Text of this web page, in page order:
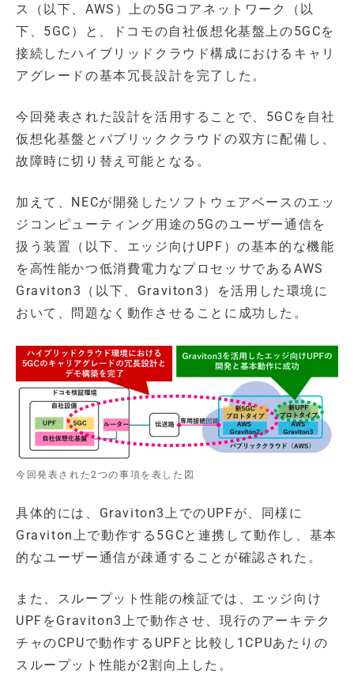
ス（以下、AWS）上の5Gコアネットワーク（以
下、5GC）と、ドコモの自社仮想化基盤上の5GCを
接続したハイブリッドクラウド構成におけるキャリ
アグレードの基本冗長設計を完了した。
今回発表された設計を活用することで、5GCを自社
仮想化基盤とパブリッククラウドの双方に配備し、
故障時に切り替え可能となる。
加えて、NECが開発したソフトウェアベースのエッ
ジコンピューティング用途の5Gのユーザー通信を
扱う装置（以下、エッジ向けUPF）の基本的な機能
を高性能かつ低消費電力なプロセッサであるAWS
Graviton3（以下、Graviton3）を活用した環境に
おいて、問題なく動作させることに成功した。
今回発表された2つの事項を表した図
具体的には、Graviton3上でのUPFが、同様に
Graviton上で動作する5GCと連携して動作し、基本
的なユーザー通信が疎通することが確認された。
また、スループット性能の検証では、エッジ向け
UPFをGraviton3上で動作させ、現行のアーキテク
チャのCPUで動作するUPFと比較し1CPUあたりの
スループット性能が2割向上した。